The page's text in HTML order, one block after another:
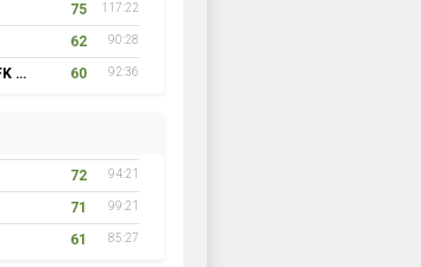
75 117:22
62 90:28
İnşaat Bozcaada FK 1957 60 92:36
72 94:21
71 99:21
61 85:27